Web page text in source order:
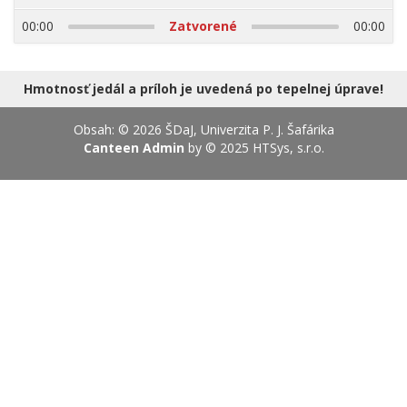
17.08.2026
00:00 Zatvorené 00:00
Hmotnosť jedál a príloh je uvedená po tepelnej úprave!
Obsah: © 2026 ŠDaJ, Univerzita P. J. Šafárika
Canteen Admin by © 2025 HTSys, s.r.o.